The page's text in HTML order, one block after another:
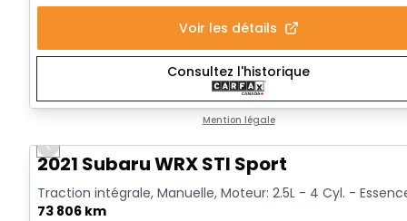
Voir les détails
Consultez l'historique
Mention légale
Vidéo disponible
Previous slide
2021 Subaru WRX STI Sport
Traction intégrale, Manuelle, Moteur: 2.5L - 4 Cyl. -
73 806 km